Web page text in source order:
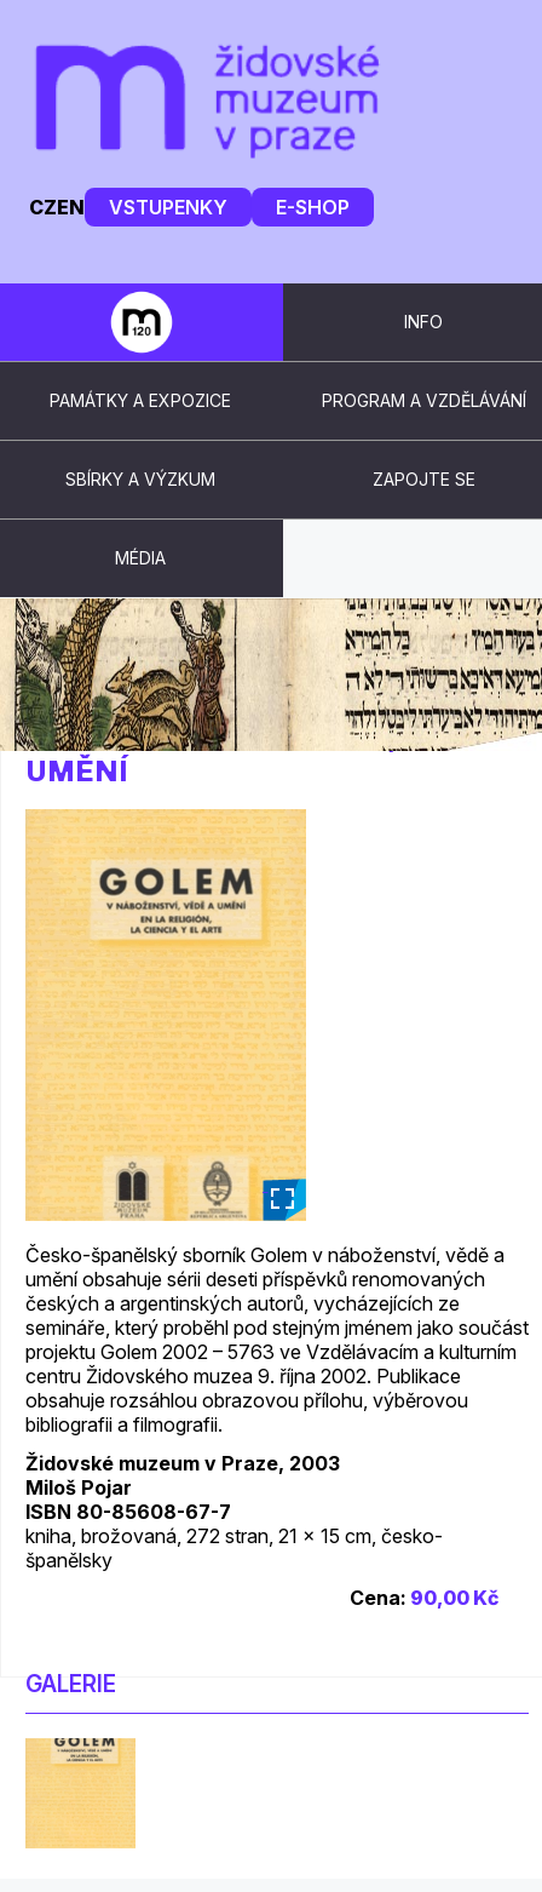
CZEN VSTUPENKY E-SHOP
INFO
PAMÁTKY A EXPOZICE PROGRAM A VZDĚLÁVÁNÍ
SBÍRKY A VÝZKUM ZAPOJTE SE
MÉDIA
GOLEM V NÁBOŽENSTVÍ, VĚDĚ A
UMĚNÍ
Česko-španělský sborník Golem v náboženství, vědě a
umění obsahuje sérii deseti příspěvků renomovaných
českých a argentinských autorů, vycházejících ze
semináře, který proběhl pod stejným jménem jako součást
projektu Golem 2002 – 5763 ve Vzdělávacím a kulturním
centru Židovského muzea 9. října 2002. Publikace
obsahuje rozsáhlou obrazovou přílohu, výběrovou
bibliografii a filmografii.
Židovské muzeum v Praze, 2003
Miloš Pojar
ISBN 80-85608-67-7
kniha, brožovaná, 272 stran, 21 x 15 cm, česko-
španělsky
Cena: 90,00 Kč
GALERIE